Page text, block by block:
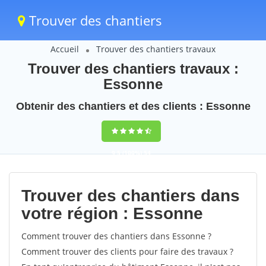
Trouver des chantiers
Accueil Trouver des chantiers travaux
Trouver des chantiers travaux :
Essonne
Obtenir des chantiers et des clients : Essonne
9,5(100%)54
votes
Trouver des chantiers dans
votre région : Essonne
Comment trouver des chantiers dans Essonne ?
Comment trouver des clients pour faire des travaux ?